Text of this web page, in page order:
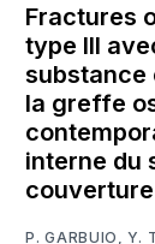
Fractures
type III
substance
la greffe
interne du
couverture
P. GARBUIO ,Y.